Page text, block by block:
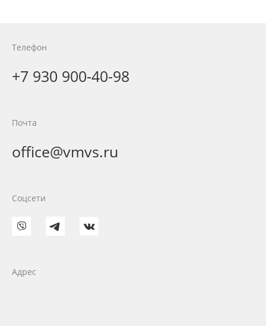
Телефон
+7 930 900-40-98
Почта
office@vmvs.ru
Соцсети
Адрес